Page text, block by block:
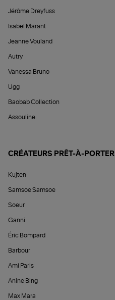
Jérôme Dreyfuss
Isabel Marant
Jeanne Vouland
Autry
Vanessa Bruno
Ugg
Baobab Collection
Assouline
CRÉATEURS PRÊT-À-PORTER
Kujten
Samsoe Samsoe
Soeur
Ganni
Éric Bompard
Barbour
Ami Paris
Anine Bing
Max Mara